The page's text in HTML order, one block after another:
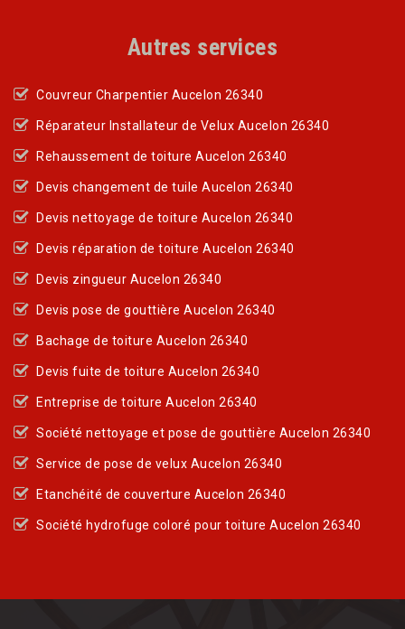
Autres services
Couvreur Charpentier Aucelon 26340
Réparateur Installateur de Velux Aucelon 26340
Rehaussement de toiture Aucelon 26340
Devis changement de tuile Aucelon 26340
Devis nettoyage de toiture Aucelon 26340
Devis réparation de toiture Aucelon 26340
Devis zingueur Aucelon 26340
Devis pose de gouttière Aucelon 26340
Bachage de toiture Aucelon 26340
Devis fuite de toiture Aucelon 26340
Entreprise de toiture Aucelon 26340
Société nettoyage et pose de gouttière Aucelon 26340
Service de pose de velux Aucelon 26340
Etanchéité de couverture Aucelon 26340
Société hydrofuge coloré pour toiture Aucelon 26340